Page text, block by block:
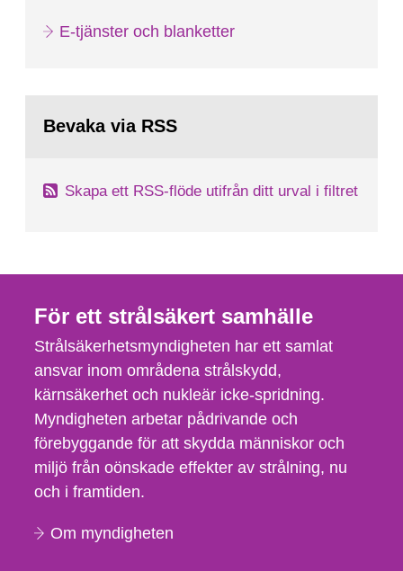
E-tjänster och blanketter
Bevaka via RSS
Skapa ett RSS-flöde utifrån ditt urval i filtret
För ett strålsäkert samhälle
Strålsäkerhetsmyndigheten har ett samlat
ansvar inom områdena strålskydd,
kärnsäkerhet och nukleär icke-spridning.
Myndigheten arbetar pådrivande och
förebyggande för att skydda människor och
miljö från oönskade effekter av strålning, nu
och i framtiden.
Om myndigheten